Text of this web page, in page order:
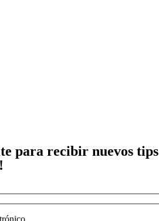
para recibir nuevos tips